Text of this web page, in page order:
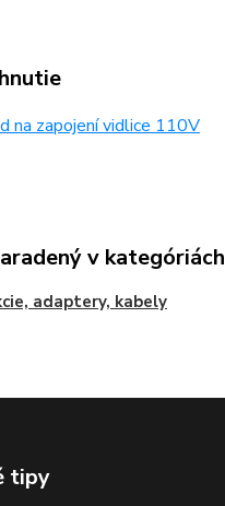
na zapojení vidlice 110V
v kategóriách
adaptery, kabely
tipy